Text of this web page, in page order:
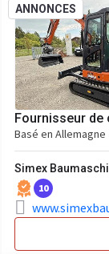
ANNONCES
Fournisseur de
Basé en Allemagne
Simex
10